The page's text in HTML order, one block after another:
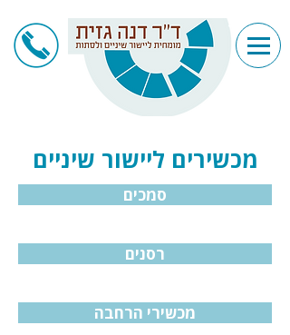
מכשירים ליישור שיניים
סמכים
רסנים
מכשירי הרחבה